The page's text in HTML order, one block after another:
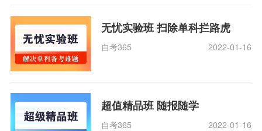
无忧实验班 扫除单科拦路虎
自考365 2022-01-16
超值精品班 随报随学
自考365 2022-01-16